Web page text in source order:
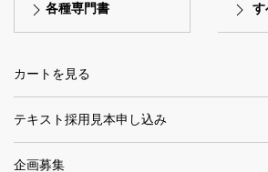
各種専門書 す
カートを見る
テキスト採用見本申し込み
企画募集